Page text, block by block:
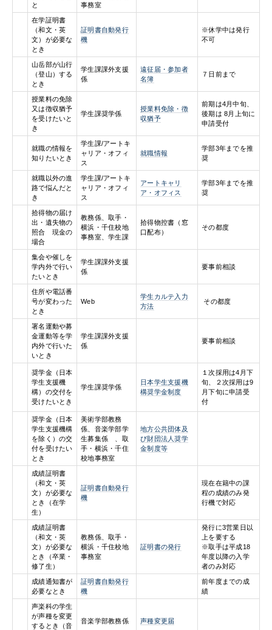
と
事務室
在学証明書
（和文・英
文）が必要な
とき
証明書自動発行
機
※休学中は発行
不可
山岳部が山行
（登山）する
とき
学生課課外支援
係
遠征届・参加者
名簿
７日前まで
授業料の免除
又は徴収猶予
を受けたいと
き
学生課奨学係
授業料免除・徴
収猶予
前期は4月中旬、
後期は 8月上旬に
申請受付
就職の情報を
知りたいとき
学生課/アートキ
ャリア・オフィ
ス
就職情報
学部3年までを推
奨
就職以外の進
路で悩んだと
き
学生課/アートキ
ャリア・オフィ
ス
アートキャリ
ア・オフィス
学部3年までを推
奨
拾得物の届け
出・遺失物の
照合 現金の
場合
教務係、取手・
横浜・千住校地
事務室、学生課
拾得物控書（窓
口配布）
その都度
集会や催しを
学内外で行い
たいとき
学生課課外支援
係
要事前相談
住所や電話番
号が変わった
とき
Web
学生カルテ入力
方法
その都度
署名運動や募
金運動等を学
内外で行いた
いとき
学生課課外支援
係
要事前相談
奨学金（日本
学生支援機
構）の交付を
受けたいとき
学生課奨学係
日本学生支援機
構奨学金制度
１次採用は4月下
旬、２次採用は9
月下旬に申請受
付
奨学金（日本
学生支援機構
を除く）の交
付を受けたい
とき
美術学部教務
係、音楽学部学
生募集係 、取
手・横浜・千住
校地事務室
地方公共団体及
び財団法人奨学
金制度等
成績証明書
（和文・英
文）が必要な
とき（在学
生）
証明書自動発行
機
現在在籍中の課
程の成績のみ発
行機で対応
成績証明書
（和文・英
文）が必要な
とき（卒業・
修了生）
教務係、取手・
横浜・千住校地
事務室
証明書の発行
発行に3営業日以
上を要する
※取手は平成18
年度以降の入学
者のみ対応
成績通知書が
必要なとき
証明書自動発行
機
前年度までの成
績
声楽科の学生
が声種を変更
するとき（音
音楽学部教務係 声種変更届